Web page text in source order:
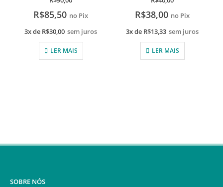
R$85,50 no Pix
3x de R$30,00 sem juros
LER MAIS
R$38,00 no Pix
3x de R$13,33 sem juros
LER MAIS
SOBRE NÓS